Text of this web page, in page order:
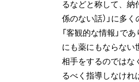
るなどと称して、納
係のない話）」に多
「客観的な情報」で
にも薬にもならな
相手をするのではな
るべく指導しなけ